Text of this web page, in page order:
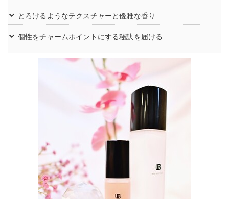
とろけるようなテクスチャーと優雅な香り
個性をチャームポイントにする秘訣を届ける